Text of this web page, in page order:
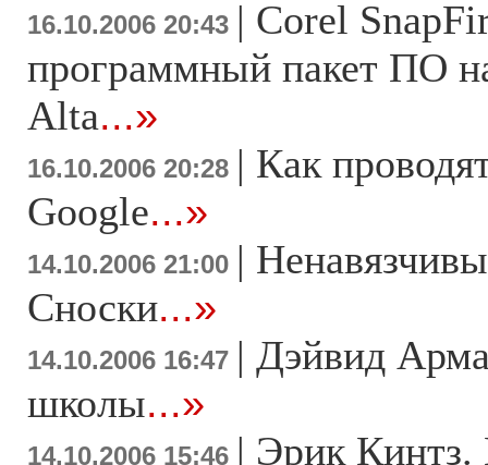
16.10.2006 20:43 | Corel
программный пакет ПО
Alta...»
16.10.2006 20:28 | Как
Google...»
14.10.2006 21:00 |
Сноски...»
14.10.2006 16:47 | Дэйвид
школы...»
14.10.2006 15:46 | Эрик Кинтз.